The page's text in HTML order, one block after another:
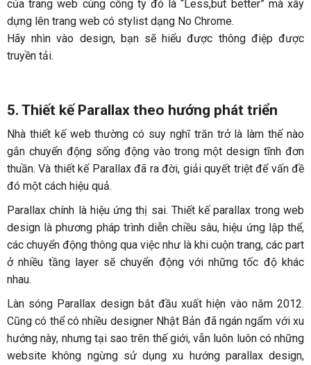
của trang web cùng công ty đó là “Less,but better” mà xây
dựng lên trang web có stylist dạng No Chrome.
Hãy nhìn vào design, bạn sẽ hiểu được thông điệp được
truyền tải.
5. Thiết kế Parallax theo hướng phát triển
Nhà thiết kế web thường có suy nghĩ trăn trở là làm thế nào
gắn chuyển động sống động vào trong một design tĩnh đơn
thuần. Và thiết kế Parallax đã ra đời, giải quyết triệt để vấn đề
đó một cách hiệu quả.
Parallax chính là hiệu ứng thị sai. Thiết kế parallax trong web
design là phương pháp trình diễn chiều sâu, hiệu ứng lập thể,
các chuyển động thông qua việc như là khi cuộn trang, các part
ở nhiều tầng layer sẽ chuyển động với những tốc độ khác
nhau.
Làn sóng Parallax design bắt đầu xuất hiện vào năm 2012.
Cũng có thể có nhiều designer Nhật Bản đã ngán ngẩm với xu
hướng này, nhưng tại sao trên thế giới, vẫn luôn luôn có những
website không ngừng sử dụng xu hướng parallax design,